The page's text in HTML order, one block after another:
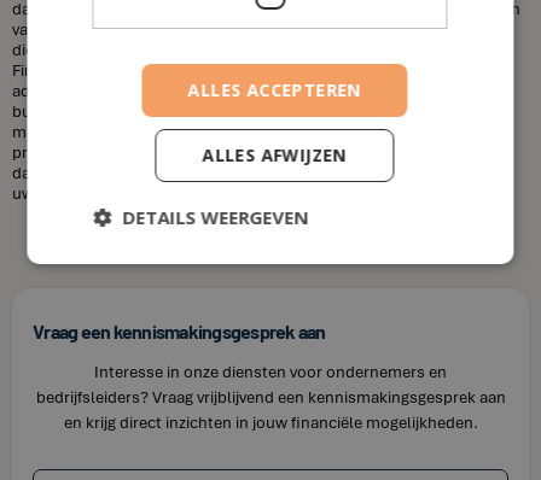
dat financieel adviseurs duur zijn. Dit is niet altijd het geval. De kosten
van een financieel adviseur kunnen variëren, afhankelijk van de
diensten die u nodig heeft en uw financiële situatie. Bij House of
Finance bieden wij betaalbare tarieven voor onze financiële
adviesdiensten, zodat u uw financiën kunt optimaliseren zonder uw
budget te overschrijden. Kortom, laat u niet misleiden door de
misvattingen over financieel adviseurs. Als u op zoek bent naar
professioneel en betrouwbaar financieel advies in Bavikhove, neem
dan contact op met House of Finance. Wij staan klaar om u te helpen
uw financiële doelen te bereiken.
Vraag een kennismakingsgesprek aan
Interesse in onze diensten voor ondernemers en
bedrijfsleiders? Vraag vrijblijvend een kennismakingsgesprek aan
en krijg direct inzichten in jouw financiële mogelijkheden.
ALLES ACCEPTEREN
ALLES AFWIJZEN
DETAILS WEERGEVEN